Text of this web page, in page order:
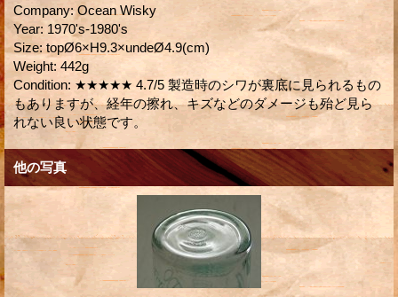
Company: Ocean Wisky
Year: 1970's-1980's
Size: topØ6×H9.3×undeØ4.9(cm)
Weight: 442g
Condition: ★★★★★ 4.7/5 製造時のシワが裏底に見られるもの
もありますが、経年の擦れ、キズなどのダメージも殆ど見ら
れない良い状態です。
他の写真